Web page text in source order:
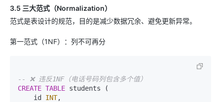
3.5 三大范式（Normalization）
范式是表设计的规范，目的是减少数据冗余、避免更新异常。
第一范式（1NF）：列不可再分
-- ❌ 违反1NF（电话号码列包含多个值）
CREATE TABLE students (
    id
INT,